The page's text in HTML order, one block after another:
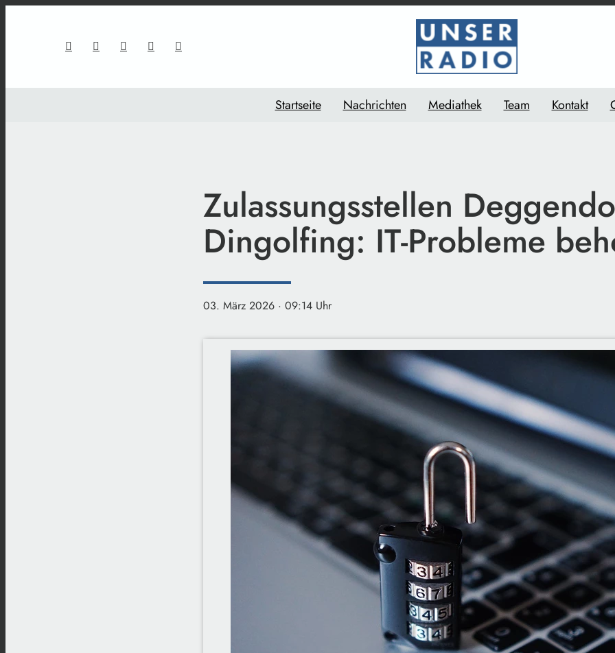
Startseite Nachrichten Mediathek Team Kontakt
Zulassungsstellen
Dingolfing: IT-Probleme
03. März 2026 · 09:14 Uhr